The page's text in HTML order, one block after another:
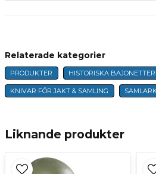
name
Namn
E-postadress
Liknande produkter
Relaterade kategorier
PRODUKTER HISTORISKA BAJONETTER
KNIVAR FÖR JAKT & SAMLING